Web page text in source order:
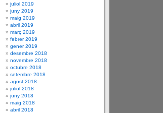
juliol 2019
juny 2019
maig 2019
abril 2019
març 2019
febrer 2019
gener 2019
desembre 2018
novembre 2018
octubre 2018
setembre 2018
agost 2018
juliol 2018
juny 2018
maig 2018
abril 2018